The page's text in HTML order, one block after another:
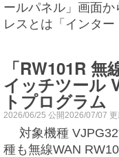
ールパネル」画面
レスとは「インター
「RW101R
イッチツール
トプログラム
2026/06/25 公開2026/07/07 更
対象機種
種も無線WAN